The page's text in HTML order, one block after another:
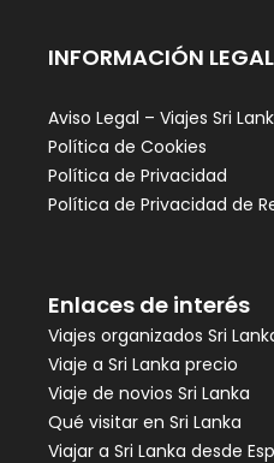
INFORMACIÓN LEGAL
Aviso Legal – Viajes Sri
Política de Cookies
Política de Privacidad
Política de Privacidad de
Enlaces de interés
Viajes organizados Sri
Viaje a Sri Lanka precio
Viaje de novios Sri Lanka
Qué visitar en Sri Lanka
Viajar a Sri Lanka desde